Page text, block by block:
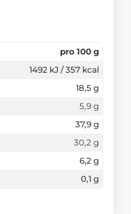
pro 100 g
1492 kJ / 357 kcal
18,5 g
5,9 g
37,9 g
30,2 g
6,2 g
0,1 g